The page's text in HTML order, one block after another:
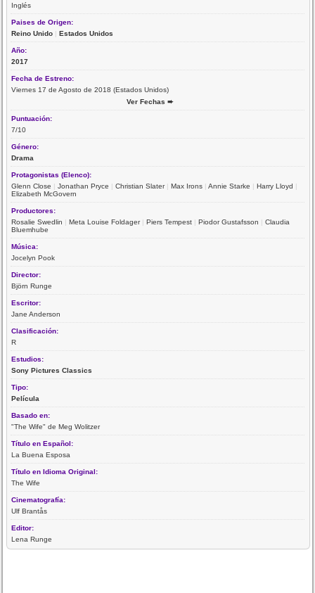
Inglés
Paises de Origen:
Reino Unido |Estados Unidos
Año:
2017
Fecha de Estreno:
Viernes 17 de Agosto de 2018 (Estados Unidos)
Ver Fechas ➨
Puntuación:
7/10
Género:
Drama
Protagonistas (Elenco):
Glenn Close |Jonathan Pryce |Christian Slater|Max Irons |Annie Starke |Harry Lloyd |
Elizabeth McGovern
Productores:
Rosalie Swedlin |Meta Louise Foldager|Piers Tempest |Piodor Gustafsson |Claudia
Bluemhube
Música:
Jocelyn Pook
Director:
Björn Runge
Escritor:
Jane Anderson
Clasificación:
R
Estudios:
Sony Pictures Classics
Tipo:
Película
Basado en:
"The Wife" de Meg Wolitzer
Título en Español:
La Buena Esposa
Título en Idioma Original:
The Wife
Cinematografía:
Ulf Brantås
Editor:
Lena Runge